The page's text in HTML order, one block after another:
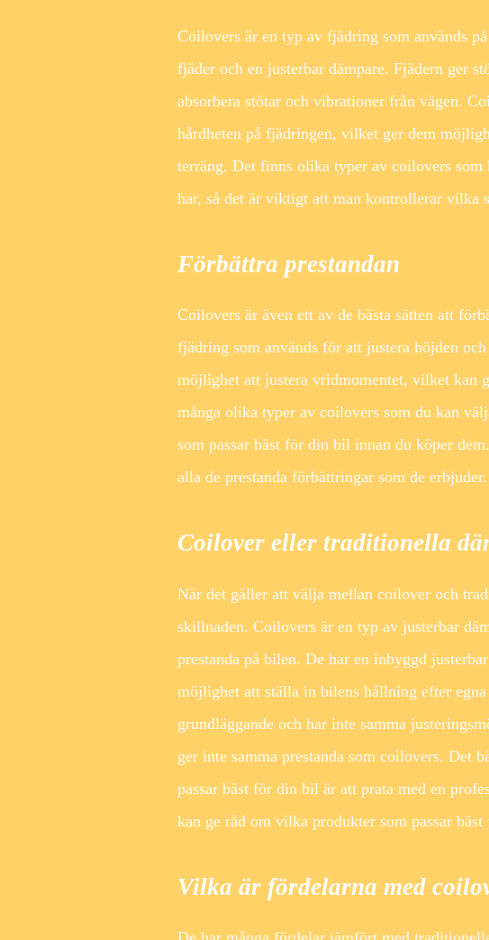
Coilovers är en typ av fjädring som används
fjäder och en justerbar dämpare. Fjädern ger
absorbera stötar och vibrationer från vägen.
hårdheten på fjädringen, vilket ger dem
terräng. Det finns olika typer av coilovers
har, så det är viktigt att man kontrollerar vilka
Förbättra prestandan
Coilovers är även ett av de bästa sätten att
fjädring som används för att justera höjden
möjlighet att justera vridmomentet, vilket kan
många olika typer av coilovers som du kan
som passar bäst för din bil innan du köper
alla de prestanda förbättringar som de erbjuder.
Coilover eller traditionella
När det gäller att välja mellan coilover och
skillnaden. Coilovers är en typ av justerbar
prestanda på bilen. De har en inbyggd
möjlighet att ställa in bilens hållning efter
grundläggande och har inte samma
ger inte samma prestanda som coilovers. Det
passar bäst för din bil är att prata med en
kan ge råd om vilka produkter som passar
Vilka är fördelarna med